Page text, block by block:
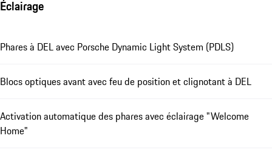
Éclairage
Phares à DEL avec Porsche Dynamic Light System (PDLS)
Blocs optiques avant avec feu de position et clignotant à DEL
Activation automatique des phares avec éclairage "Welcome
Home"